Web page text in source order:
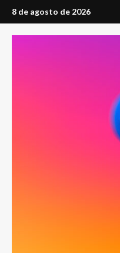
Saltar
al
contenido
8 de agosto de 2026